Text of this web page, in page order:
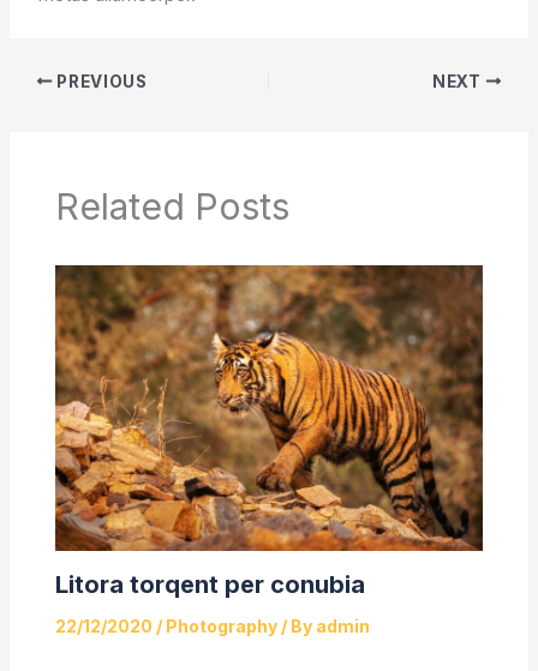
PREVIOUS NEXT
Related Posts
Litora torqent per conubia
22/12/2020 / Photography/ By admin